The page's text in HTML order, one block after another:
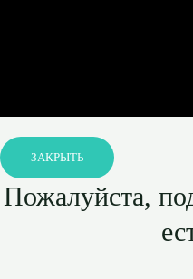
ЗАКРЫТЬ
Пожалуйста,